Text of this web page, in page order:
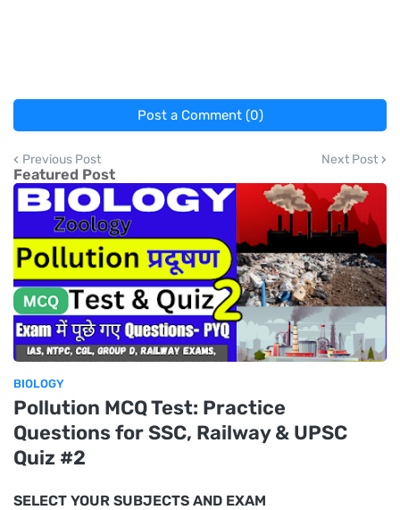
Post a Comment (0)
Previous Post Next Post
Featured Post
BIOLOGY
Pollution MCQ Test: Practice
Questions for SSC, Railway & UPSC
Quiz #2
SELECT YOUR SUBJECTS AND EXAM